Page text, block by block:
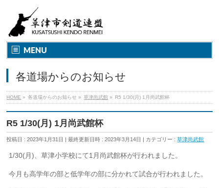
MENU
各道場からのお知らせ
HOME » 各道場からのお知らせ » 草津尚武館 » R5 1/30(月) 1月尚武館杯
R5 1/30(月) 1月尚武館杯
投稿日 : 2023年1月31日 最終更新日時 : 2023年3月14日 カテゴリー :草津尚武館
1/30(月) 、草津小学校にて1 月尚武館杯が行われました。
今月も高学年の部と低学年の部に分かれて試合が行われました。